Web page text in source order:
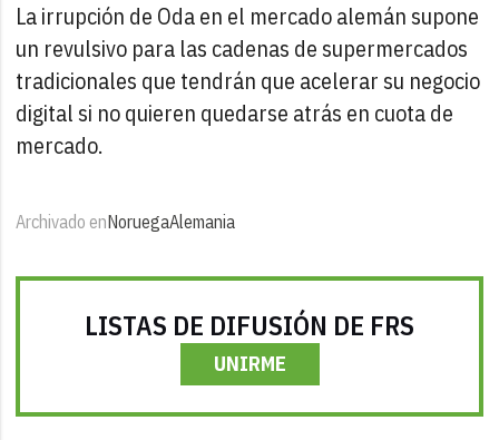
La irrupción de Oda en el mercado alemán supone
un revulsivo para las cadenas de supermercados
tradicionales que tendrán que acelerar su negocio
digital si no quieren quedarse atrás en cuota de
mercado.
Archivado enNoruegaAlemania
LISTAS DE DIFUSIÓN DE FRS
UNIRME